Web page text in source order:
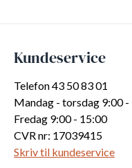
Kundeservice
Telefon 43 50 83 01
Mandag - torsdag 9:00 -
Fredag 9:00 - 15:00
CVR nr: 17039415
Skriv til kundeservice